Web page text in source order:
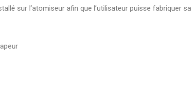
sur l’atomiseur afin que l’utilisateur puisse fabriquer sa